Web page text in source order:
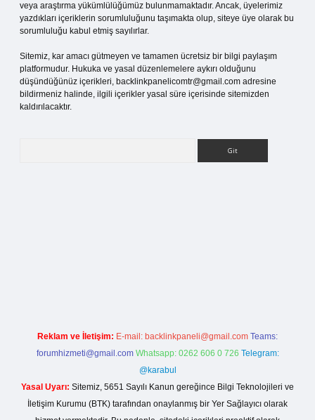
veya araştırma yükümlülüğümüz bulunmamaktadır. Ancak, üyelerimiz
yazdıkları içeriklerin sorumluluğunu taşımakta olup, siteye üye olarak bu
sorumluluğu kabul etmiş sayılırlar.
Sitemiz, kar amacı gütmeyen ve tamamen ücretsiz bir bilgi paylaşım
platformudur. Hukuka ve yasal düzenlemelere aykırı olduğunu
düşündüğünüz içerikleri, backlinkpanelicomtr@gmail.com adresine
bildirmeniz halinde, ilgili içerikler yasal süre içerisinde sitemizden
kaldırılacaktır.
Reklam ve İletişim: E-mail: backlinkpaneli@gmail.com Teams:
forumhizmeti@gmail.com Whatsapp: 0262 606 0 726 Telegram:
@karabul
Yasal Uyarı: Sitemiz, 5651 Sayılı Kanun gereğince Bilgi Teknolojileri ve
İletişim Kurumu (BTK) tarafından onaylanmış bir Yer Sağlayıcı olarak